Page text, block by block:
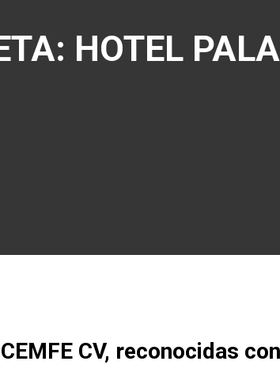
HOTEL
CV, reconocidas